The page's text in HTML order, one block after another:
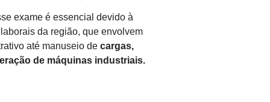
exame é essencial devido à
da região, que envolvem
até manuseio de cargas,
de máquinas industriais.